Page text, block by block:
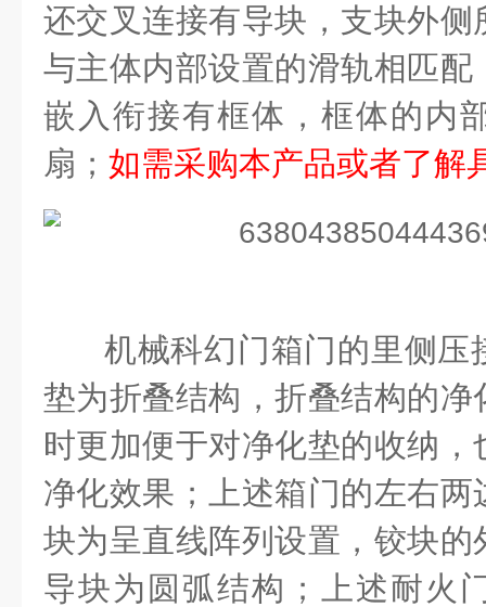
还交叉连接有导块，支块外
与主体内部设置的滑轨相匹
嵌入衔接有框体，框体的内
扇； 如需采购本产品或者了
机械科幻门箱门的里侧压
垫为折叠结构，折叠结构的
时更加便于对净化垫的收纳
净化效果；上述箱门的左右
块为呈直线阵列设置，铰块
导块为圆弧结构；上述耐火